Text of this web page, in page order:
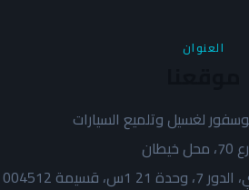
العنوان
لغسيل وتلميع السيارات
004512